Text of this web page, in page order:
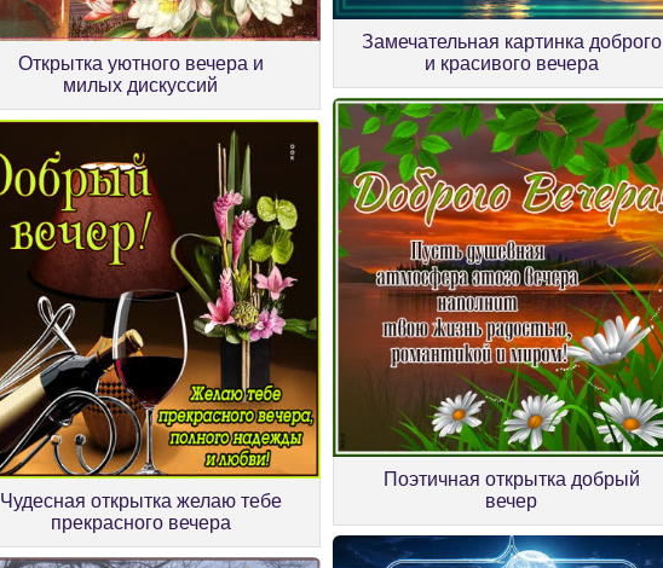
Открытка уютного вечера и
милых дискуссий
Замечательная картинка доброго
и красивого вечера
Чудесная открытка желаю тебе
прекрасного вечера
Поэтичная открытка добрый
вечер